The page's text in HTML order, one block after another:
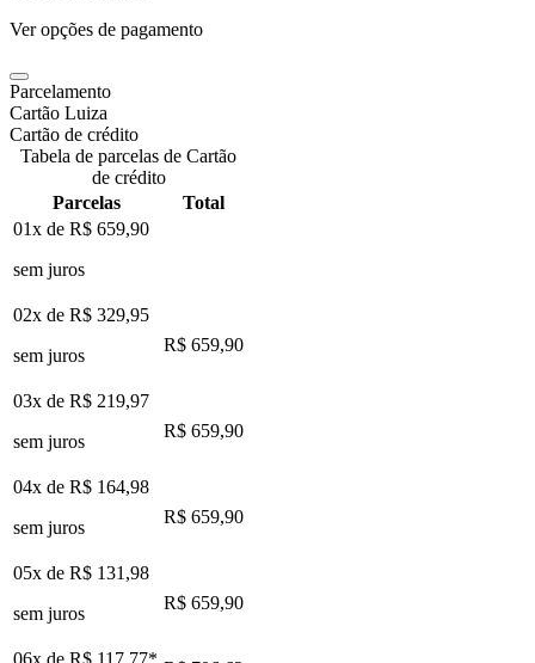
Ver opções de pagamento
Parcelamento
Cartão Luiza
Cartão de crédito
Tabela de parcelas de Cartão
de crédito
Parcelas
Total
01x de R$ 659,90
sem juros
02x de R$ 329,95
sem juros
R$ 659,90
03x de R$ 219,97
sem juros
R$ 659,90
04x de R$ 164,98
sem juros
R$ 659,90
05x de R$ 131,98
sem juros
R$ 659,90